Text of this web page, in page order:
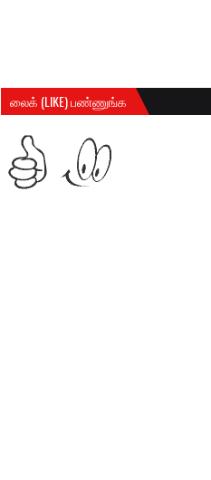
லைக் (LIKE) பண்ணுங்க